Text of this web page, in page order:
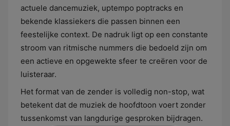
actuele dancemuziek, uptempo poptracks en
bekende klassiekers die passen binnen een
feestelijke context. De nadruk ligt op een constante
stroom van ritmische nummers die bedoeld zijn om
een actieve en opgewekte sfeer te creëren voor de
luisteraar.
Het format van de zender is volledig non-stop, wat
betekent dat de muziek de hoofdtoon voert zonder
tussenkomst van langdurige gesproken bijdragen.